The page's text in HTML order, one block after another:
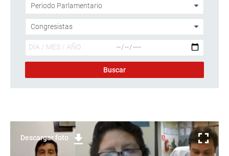
Descargar foto